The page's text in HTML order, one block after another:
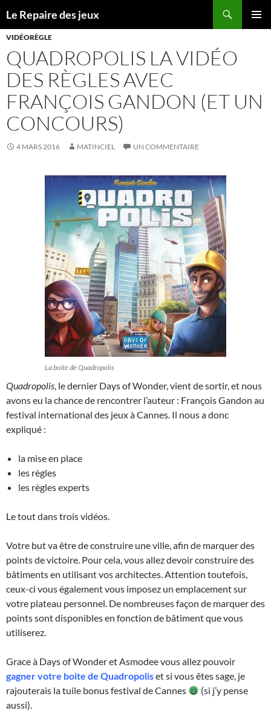
Le Repaire des jeux
AU
CONTENU
VIDÉORÈGLE
QUADROPOLIS LA VIDÉO
DES RÈGLES AVEC
FRANÇOIS GANDON (ET UN
CONCOURS)
4 MARS 2016 MATINCIEL UN COMMENTAIRE
La boite de Quadropolis
Quadropolis, le dernier Days of Wonder, vient de sortir, et nous
avons eu la chance de rencontrer l’auteur : François Gandon au
festival international des jeux à Cannes. Il nous a donc
expliqué :
la mise en place
les règles
les règles experts
Le tout dans trois vidéos.
Votre but va être de construire une ville, afin de marquer des
points de victoire. Pour cela, vous allez devoir construire des
bâtiments en utilisant vos architectes. Attention toutefois,
ceux-ci vous également vous imposez un emplacement sur
votre plateau personnel. De nombreuses façon de marquer des
points sont disponibles en fonction de bâtiment que vous
utiliserez.
Grace à Days of Wonder et Asmodee vous allez pouvoir
gagner votre boite de Quadropoliset si vous êtes sage, je
rajouterais la tuile bonus festival de Cannes
(si j’y pense
aussi).